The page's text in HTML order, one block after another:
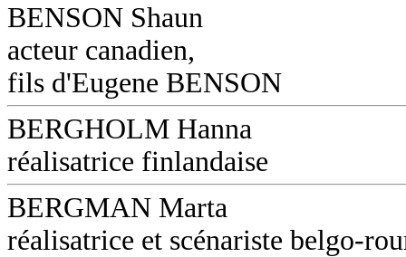
BENSON Shaun
acteur canadien,
fils d'Eugene BENSON
BERGHOLM Hanna
réalisatrice finlandaise
BERGMAN Marta
réalisatrice et scénariste belgo-